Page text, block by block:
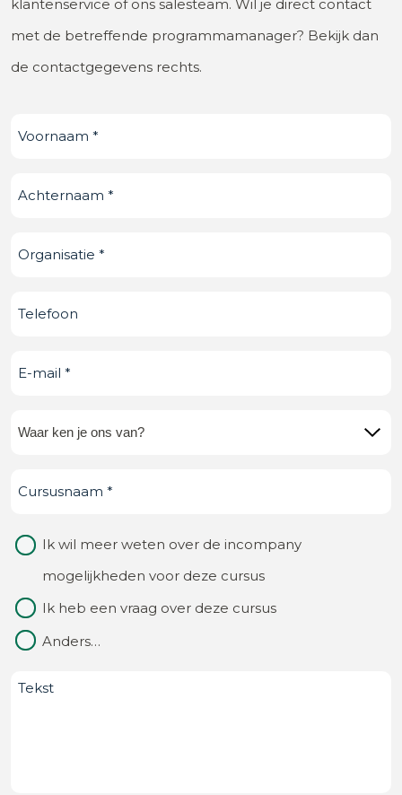
klantenservice of ons salesteam. Wil je direct contact
met de betreffende programmamanager? Bekijk dan
de contactgegevens rechts.
Voornaam (Vereist)
Achternaam (Vereist)
Organisatie(Vereist)
Telefoonnummer
E-
Waar
je
van?
(Vereist)
Cursusnaam (Vereist)
Waarom
contact
Ik wil meer weten over de incompany
mogelijkheden voor deze cursus
Ik heb een vraag over deze cursus
Anders…
Bericht